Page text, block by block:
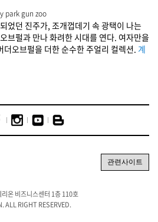
park gun zoo
었던 진주가, 조개껍데기 속 광택이 나는
브펄과 만나 화려한 시대를 연다. 여자만을
오브펄을 더한 순수한 주얼리 컬렉션. 계
온 비즈니스센터 1층 110호
RIGHT RESERVED.